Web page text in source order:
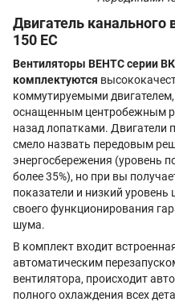
Двигатель
150 ЕС
Вентиляторы ВЕНТС серии
комплектуются
коммутируемыми
оснащенным центробежным
назад лопатками. Двигатели
смело назвать передовым
энергосбережения (уровень
более 35%), но при вы
показатели и низкий
своего функционирования
шума.
В комплект входит
автоматическим
вентилятора, происходит
полного охлаждения всех